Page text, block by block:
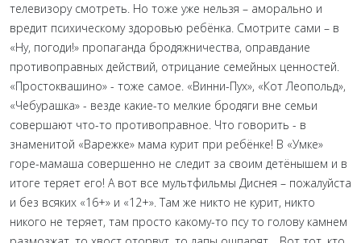
телевизору смотреть. Но тоже уже нельзя – аморально и
вредит психическому здоровью ребёнка. Смотрите сами – в
«Ну, погоди!» пропаганда бродяжничества, оправдание
противоправных действий, отрицание семейных ценностей.
«Простоквашино» - тоже самое. «Винни-Пух», «Кот Леопольд»,
«Чебурашка» - везде какие-то мелкие бродяги вне семьи
совершают что-то противоправное. Что говорить - в
знаменитой «Варежке» мама курит при ребёнке! В «Умке»
горе-мамаша совершенно не следит за своим детёнышем и в
итоге теряет его! А вот все мультфильмы Диснея – пожалуйста
и без всяких «16+» и «12+». Там же никто не курит, никто
никого не теряет, там просто какому-то псу то голову камнем